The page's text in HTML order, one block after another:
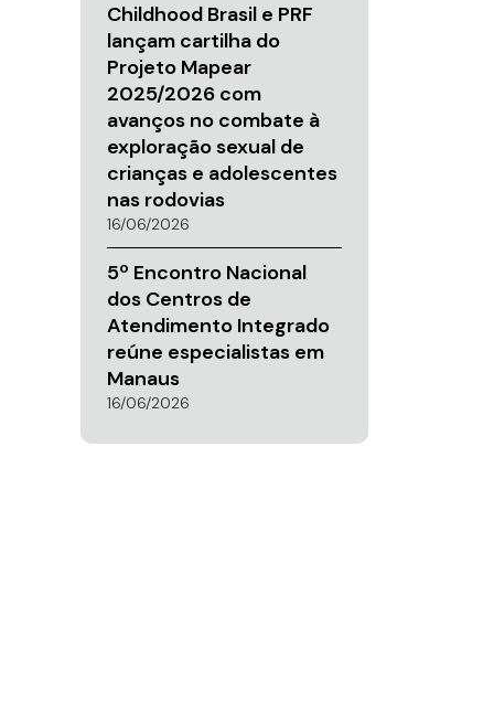
Childhood Brasil e PRF
lançam cartilha do
Projeto Mapear
2025/2026 com
avanços no combate à
exploração sexual de
crianças e adolescentes
nas rodovias
16/06/2026
5º Encontro Nacional
dos Centros de
Atendimento Integrado
reúne especialistas em
Manaus
16/06/2026